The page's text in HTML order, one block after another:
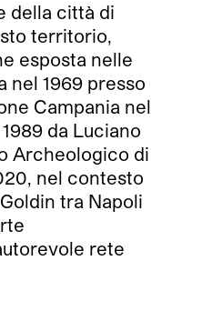
della città di
territorio,
esposta nelle
nel 1969 presso
Campania nel
da Luciano
Archeologico di
nel contesto
tra Napoli
rete